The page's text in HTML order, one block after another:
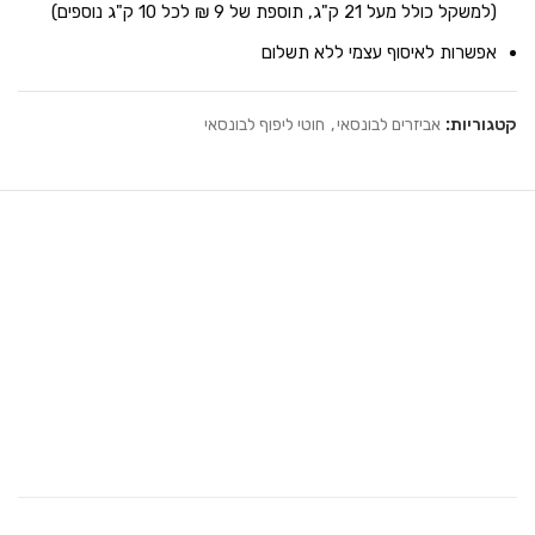
(למשקל כולל מעל 21 ק"ג, תוספת של 9 ₪ לכל 10 ק"ג נוספים)
אפשרות לאיסוף עצמי ללא תשלום
קטגוריות: אביזרים לבונסאי, חוטי ליפוף לבונסאי